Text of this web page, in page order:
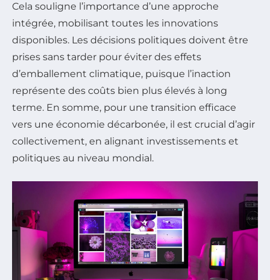
Cela souligne l’importance d’une approche
intégrée, mobilisant toutes les innovations
disponibles. Les décisions politiques doivent être
prises sans tarder pour éviter des effets
d’emballement climatique, puisque l’inaction
représente des coûts bien plus élevés à long
terme. En somme, pour une transition efficace
vers une économie décarbonée, il est crucial d’agir
collectivement, en alignant investissements et
politiques au niveau mondial.